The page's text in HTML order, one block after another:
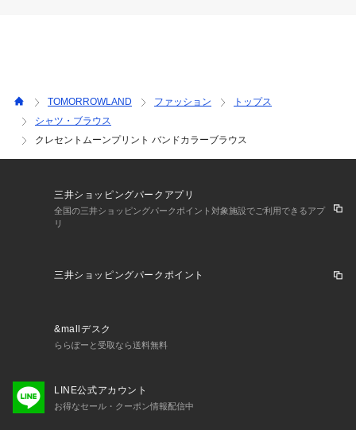
TOMORROWLAND ファッション
トップス
シャツ・ブラウス
クレセントムーンプリント バンドカラーブラウス
三井ショッピングパークアプリ
全国の三井ショッピングパークポイント対象施設でご利用できるアプ
リ
三井ショッピングパークポイント
&mallデスク
ららぽーと受取なら送料無料
LINE公式アカウント
お得なセール・クーポン情報配信中